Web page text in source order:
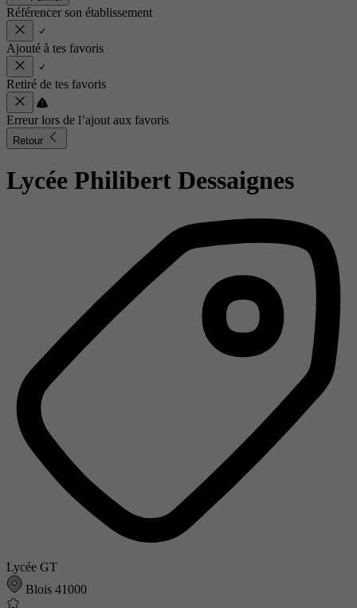
Référencer son établissement
Ajouté à tes favoris
Retiré de tes favoris
Erreur lors de l’ajout aux favoris
Retour
Lycée Philibert Dessaignes
Lycée GT
Blois 41000